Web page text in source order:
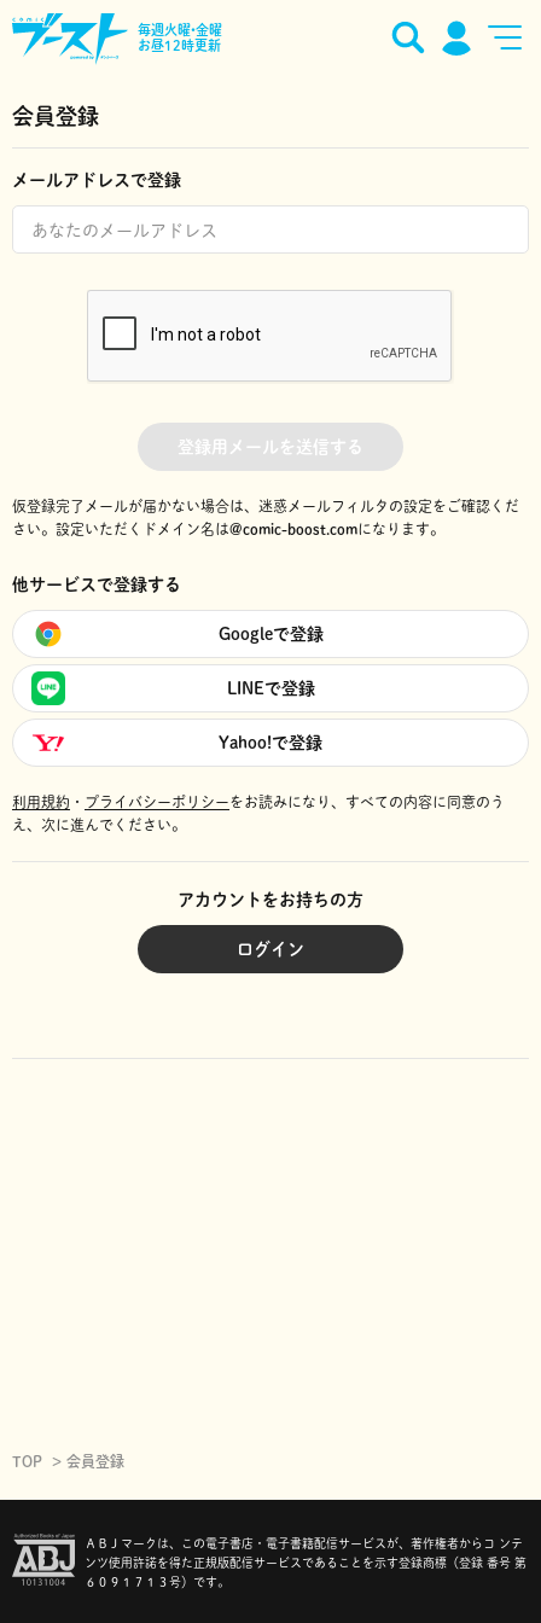
毎週火曜•金曜
お昼12時更新
会員登録
メールアドレスで登録
登録用メールを送信する
仮登録完了メールが届かない場合は、迷惑メールフィルタの設定をご確認くだ
さい。 設定いただくドメイン名は@comic-boost.comになります。
他サービスで登録する
Googleで登録
LINEで登録
Yahoo!で登録
利用規約 ・ プライバシーポリシーをお読みになり、 すべての内容に同意のう
え、次に進んでください。
アカウントをお持ちの方
ログイン
TOP 会員登録
ＡＢＪマークは、この電子書店・電子書籍配信サービスが、著作権者からコ ンテ
ンツ使用許諾を得た正規版配信サービスであることを示す登録商標（登録 番号 第
６０９１７１３号）です。